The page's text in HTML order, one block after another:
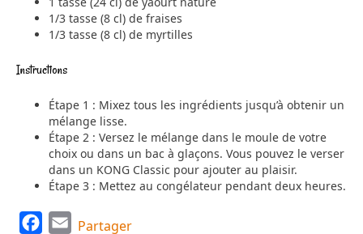
1/3 tasse (8 cl) de fraises
1/3 tasse (8 cl) de myrtilles
Instructions
Étape 1 : Mixez tous les ingrédients jusqu’à obtenir un
mélange lisse.
Étape 2 : Versez le mélange dans le moule de votre
choix ou dans un bac à glaçons. Vous pouvez le verser
dans un KONG Classic pour ajouter au plaisir.
Étape 3 : Mettez au congélateur pendant deux heures.
Partager